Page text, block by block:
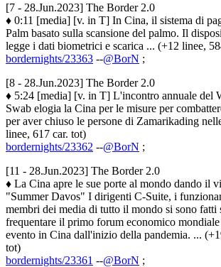
[7 - 28.Jun.2023] The Border 2.0
♦ 0:11 [media] [v. in T] In Cina, il sistema di
Palm basato sulla scansione del palmo. Il
legge i dati biometrici e scarica ... (+12 linee,
bordernights/23363 --@BorN ;
[8 - 28.Jun.2023] The Border 2.0
♦ 5:24 [media] [v. in T] L'incontro annuale del
Swab elogia la Cina per le misure per
per aver chiuso le persone di Zamarikading
linee, 617 car. tot)
bordernights/23362 --@BorN ;
[11 - 28.Jun.2023] The Border 2.0
♦ La Cina apre le sue porte al mondo dando il
"Summer Davos" I dirigenti C-Suite, i
membri dei media di tutto il mondo si sono fatti
frequentare il primo forum economico
evento in Cina dall'inizio della pandemia. ...
tot)
bordernights/23361 --@BorN ;